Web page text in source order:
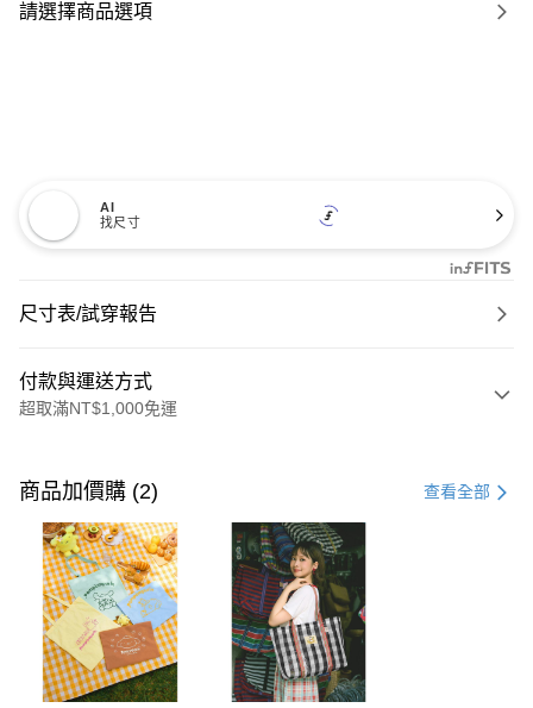
請選擇商品選項
AI
找尺寸
尺寸表/試穿報告
付款與運送方式
超取滿NT$1,000免運
信用卡一次付款
購物金
超商取貨付款
LINE Pay
街口支付
商品加價購 (2) 查看全部